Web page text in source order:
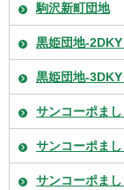
駒沢新町団地
黒姫団地-2DKY
黒姫団地-3DKY
サンコーポま
サンコーポまし
サンコーポまし